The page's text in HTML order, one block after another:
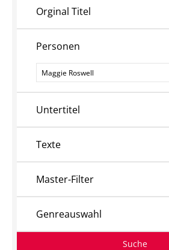
Orginal Titel
Personen
Personen
Untertitel
Texte
Master-Filter
Genreauswahl
Suche